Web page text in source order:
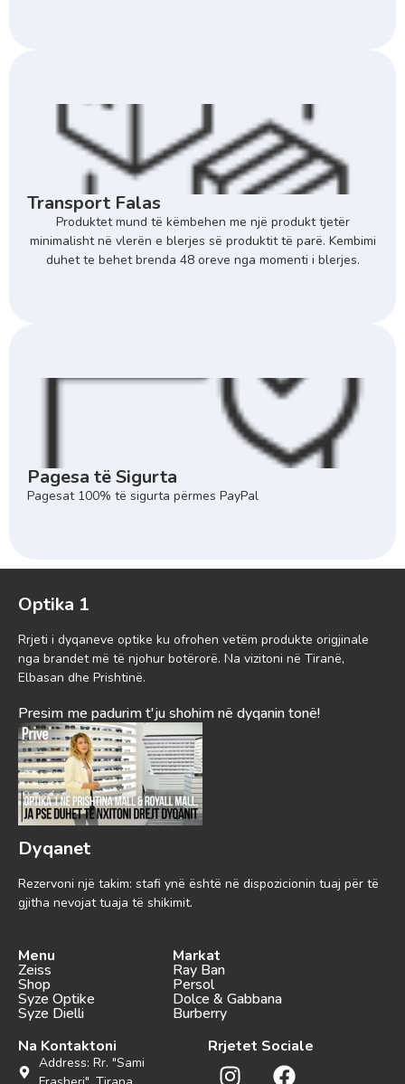
Transport Falas
Produktet mund të këmbehen me një produkt tjetër
minimalisht në vlerën e blerjes së produktit të parë. Kembimi
duhet te behet brenda 48 oreve nga momenti i blerjes.
Pagesa të Sigurta
Pagesat 100% të sigurta përmes PayPal
Optika 1
Rrjeti i dyqaneve optike ku ofrohen vetëm produkte origjinale
nga brandet më të njohur botërorë. Na vizitoni në Tiranë,
Elbasan dhe Prishtinë.
Presim me padurim t'ju shohim në dyqanin tonë!
Dyqanet
Rezervoni një takim: stafi ynë është në dispozicionin tuaj për të
gjitha nevojat tuaja të shikimit.
Menu
Zeiss
Shop
Syze Optike
Syze Dielli
Markat
Ray Ban
Persol
Dolce & Gabbana
Burberry
Na Kontaktoni
Address: Rr. "Sami
Rrjetet Sociale